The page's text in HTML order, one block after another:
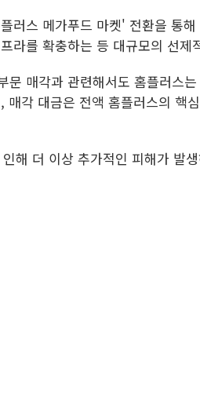
러스 메가푸드 마켓' 전환을 통
라를 확충하는 등 대규모의 선제
문 매각과 관련해서도 홈플러스
각 대금은 전액 홈플러스의 핵
해 더 이상 추가적인 피해가 발